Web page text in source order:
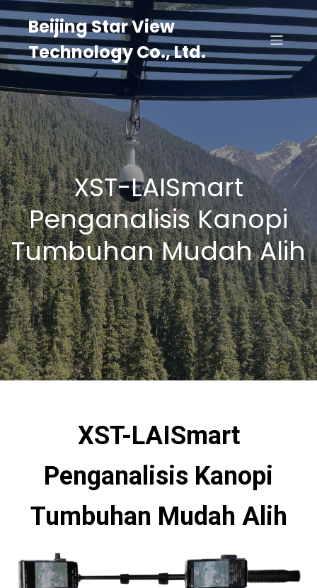
Beijing Star View
Technology Co., Ltd.
XST-LAISmart
Penganalisis Kanopi
Tumbuhan Mudah Alih
XST-LAISmart
Penganalisis Kanopi
Tumbuhan Mudah Alih